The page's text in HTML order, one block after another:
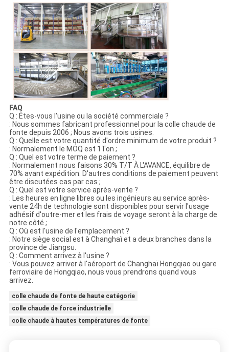
FAQ
Q : Êtes-vous l'usine ou la société commerciale ?
: Nous sommes fabricant professionnel pour la colle chaude de
fonte depuis 2006 ; Nous avons trois usines.
Q : Quelle est votre quantité d'ordre minimum de votre produit ?
: Normalement le MOQ est 1Ton ;
Q : Quel est votre terme de paiement ?
: Normalement nous faisons 30% T/T À L'AVANCE, équilibre de
70% avant expédition. D'autres conditions de paiement peuvent
être discutées cas par cas ;
Q : Quel est votre service après-vente ?
: Les heures en ligne libres ou les ingénieurs au service après-
vente 24h de technologie sont disponibles pour servir l'usage
adhésif d'outre-mer et les frais de voyage seront à la charge de
notre côté ;
Q : Où est l'usine de l'emplacement ?
: Notre siège social est à Changhaï et a deux branches dans la
province de Jiangsu.
Q : Comment arrivez à l'usine ?
: Vous pouvez arriver à l'aéroport de Changhaï Hongqiao ou gare
ferroviaire de Hongqiao, nous vous prendrons quand vous
arrivez.
colle chaude de fonte de haute catégorie
colle chaude de force industrielle
colle chaude à hautes températures de fonte